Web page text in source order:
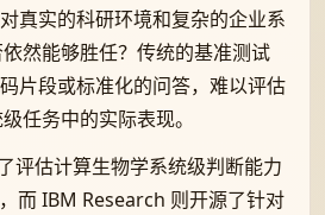
真实的科研环境和复杂的企业系
然能够胜任？传统的基准测试
片段或标准化的问答，难以评估
任务中的实际表现。
评估计算生物学系统级判断能力
，而 IBM Research 则开源了针对